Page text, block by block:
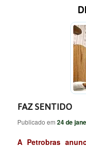
FAZ SENTIDO
Publicado em24 de
A Petrobras